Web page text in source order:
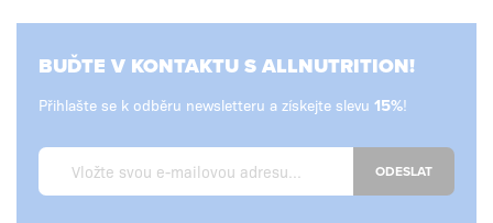
BUĎTE V KONTAKTU S ALLNUTRITION!
Přihlašte se k odběru newsletteru a získejte slevu !
ODESLAT